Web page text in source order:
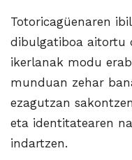
Totoricagüenaren
dibulgatiboa aitortu
ikerlanak modu
munduan zehar
ezagutzan
eta identitatearen
indartzen.